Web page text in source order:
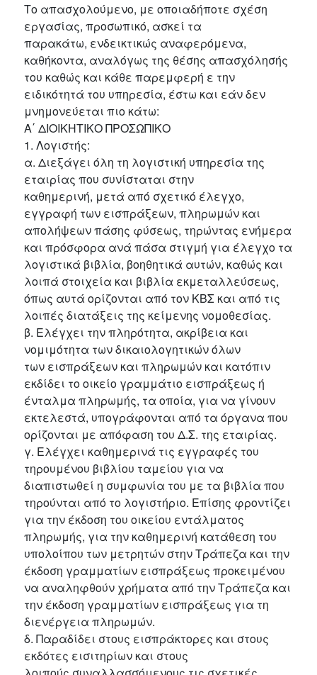
Το απασχολούμενο, με οποιαδήποτε σχέση
εργασίας, προσωπικό, ασκεί τα
παρακάτω, ενδεικτικώς αναφερόμενα,
καθήκοντα, αναλόγως της θέσης απασχόλησής
του καθώς και κάθε παρεμφερή ε την
ειδικότητά του υπηρεσία, έστω και εάν δεν
μνημονεύεται πιο κάτω:
Α΄ ΔΙΟΙΚΗΤΙΚΟ ΠΡΟΣΩΠΙΚΟ
1. Λογιστής:
α. Διεξάγει όλη τη λογιστική υπηρεσία της
εταιρίας που συνίσταται στην
καθημερινή, μετά από σχετικό έλεγχο,
εγγραφή των εισπράξεων, πληρωμών και
απολήψεων πάσης φύσεως, τηρώντας ενήμερα
και πρόσφορα ανά πάσα στιγμή για έλεγχο τα
λογιστικά βιβλία, βοηθητικά αυτών, καθώς και
λοιπά στοιχεία και βιβλία εκμεταλλεύσεως,
όπως αυτά ορίζονται από τον ΚΒΣ και από τις
λοιπές διατάξεις της κείμενης νομοθεσίας.
β. Ελέγχει την πληρότητα, ακρίβεια και
νομιμότητα των δικαιολογητικών όλων
των εισπράξεων και πληρωμών και κατόπιν
εκδίδει το οικείο γραμμάτιο εισπράξεως ή
ένταλμα πληρωμής, τα οποία, για να γίνουν
εκτελεστά, υπογράφονται από τα όργανα που
ορίζονται με απόφαση του Δ.Σ. της εταιρίας.
γ. Ελέγχει καθημερινά τις εγγραφές του
τηρουμένου βιβλίου ταμείου για να
διαπιστωθεί η συμφωνία του με τα βιβλία που
τηρούνται από το λογιστήριο. Επίσης φροντίζει
για την έκδοση του οικείου εντάλματος
πληρωμής, για την καθημερινή κατάθεση του
υπολοίπου των μετρητών στην Τράπεζα και την
έκδοση γραμματίων εισπράξεως προκειμένου
να αναληφθούν χρήματα από την Τράπεζα και
την έκδοση γραμματίων εισπράξεως για τη
διενέργεια πληρωμών.
δ. Παραδίδει στους εισπράκτορες και στους
εκδότες εισιτηρίων και στους